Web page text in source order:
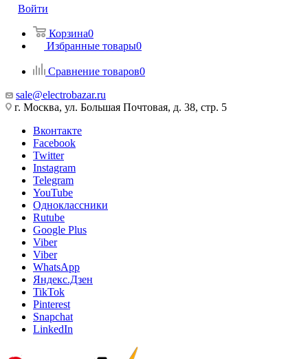
Войти
Корзина0
Избранные товары0
Сравнение товаров0
sale@electrobazar.ru
г. Москва, ул. Большая Почтовая, д. 38, стр. 5
Вконтакте
Facebook
Twitter
Instagram
Telegram
YouTube
Одноклассники
Rutube
Google Plus
Viber
Viber
WhatsApp
Яндекс.Дзен
TikTok
Pinterest
Snapchat
LinkedIn